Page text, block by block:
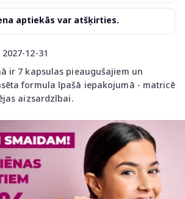
12-31
ir 7 kapsulas pieaugušajiem un
formula īpašā iepakojumā - matricē
aizsardzībai.
aptiekās var atšķirties.